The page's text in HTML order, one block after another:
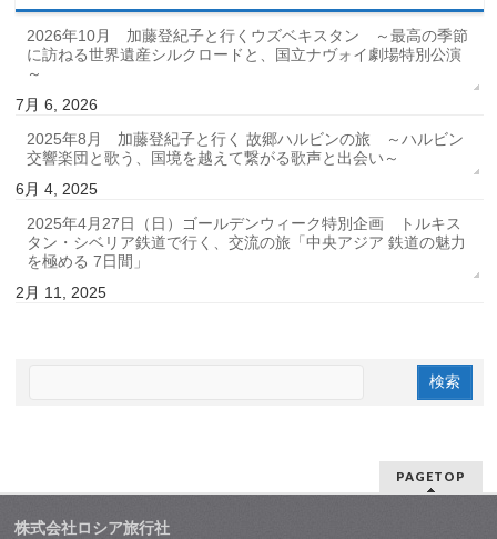
2026年10月 加藤登紀子と行くウズベキスタン ～最高の季節
に訪ねる世界遺産シルクロードと、国立ナヴォイ劇場特別公演
～
7月 6, 2026
2025年8月 加藤登紀子と行く 故郷ハルビンの旅 ～ハルビン
交響楽団と歌う、国境を越えて繋がる歌声と出会い～
6月 4, 2025
2025年4月27日（日）ゴールデンウィーク特別企画 トルキス
タン・シベリア鉄道で行く、交流の旅「中央アジア 鉄道の魅力
を極める 7日間」
2月 11, 2025
PAGETOP
株式会社ロシア旅行社